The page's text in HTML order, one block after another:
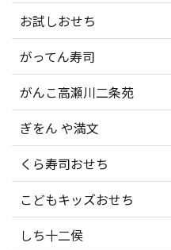
お試しおせち
がってん寿司
がんこ高瀬川二条苑
ぎをん や満文
くら寿司おせち
こどもキッズおせち
しち十二侯